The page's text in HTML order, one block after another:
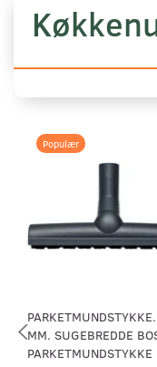
Populær
MM. SUGEBREDDE
PARKETMUNDSTYKKE